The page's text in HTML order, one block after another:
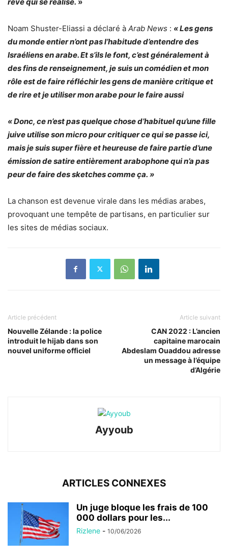
Noam Shuster-Eliassi a déclaré à Arab News : « Les gens
du monde entier n’ont pas l’habitude d’entendre des
Israéliens en arabe. Et s’ils le font, c’est généralement à
des fins de renseignement, je suis un comédien et mon
rôle est de faire réfléchir les gens de manière critique et
de rire et je utiliser mon arabe pour le faire aussi
« Donc, ce n’est pas quelque chose d’habituel qu’une fille
juive utilise son micro pour critiquer ce qui se passe ici,
mais je suis super fière et heureuse de faire partie d’une
émission de satire entièrement arabophone qui n’a pas
peur de faire des sketches comme ça. »
La chanson est devenue virale dans les médias arabes,
provoquant une tempête de partisans, en particulier sur
les sites de médias sociaux.
Article précédent
Nouvelle Zélande : la police
introduit le hijab dans son
nouvel uniforme officiel
Article suivant
CAN 2022 : L’ancien
capitaine marocain
Abdeslam Ouaddou adresse
un message à l’équipe
d’Algérie
Ayyoub
ARTICLES CONNEXES
Un juge bloque les frais de 100
000 dollars pour les...
Rizlene - 10/06/2026